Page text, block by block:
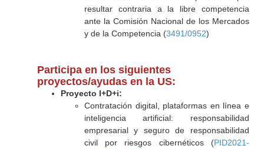
resultar contraria a la libre competencia
ante la Comisión Nacional de los Mercados
y de la Competencia (3491/0952)
Participa en los siguientes
proyectos/ayudas en la US:
Proyecto I+D+i:
Contratación digital, plataformas en línea e
inteligencia artificial: responsabilidad
empresarial y seguro de responsabilidad
civil por riesgos cibernéticos (PID2021-